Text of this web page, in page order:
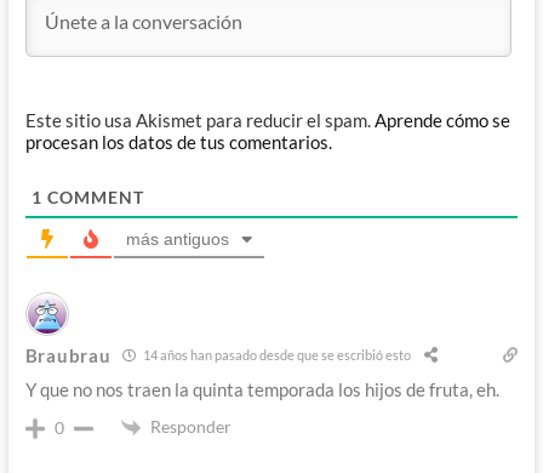
Este sitio usa Akismet para reducir el spam. Aprende cómo se
procesan los datos de tus comentarios.
1 COMMENT
más antiguos
Braubrau 14 años han pasado desde que se escribió esto
Y que no nos traen la quinta temporada los hijos de fruta, eh.
0 Responder